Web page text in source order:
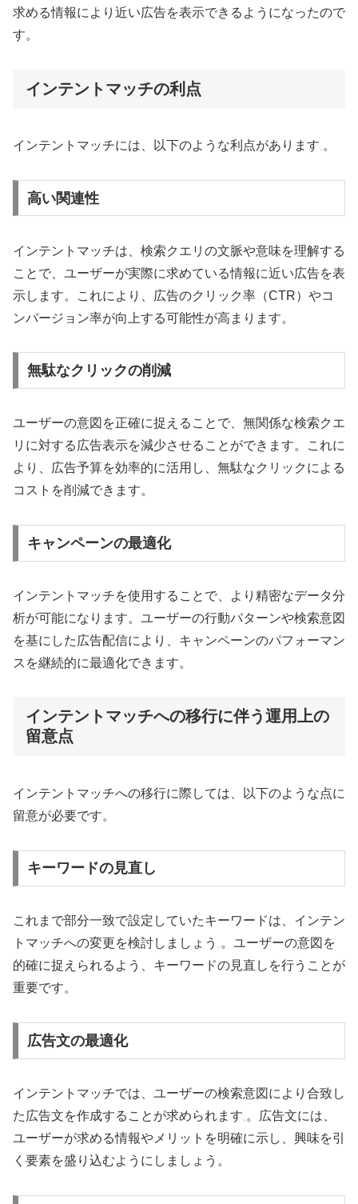
求める情報により近い広告を表示できるようになったので
す。
インテントマッチの利点
インテントマッチには、以下のような利点があります 。
高い関連性
インテントマッチは、検索クエリの文脈や意味を理解する
ことで、ユーザーが実際に求めている情報に近い広告を表
示します。これにより、広告のクリック率（CTR）やコ
ンバージョン率が向上する可能性が高まります。
無駄なクリックの削減
ユーザーの意図を正確に捉えることで、無関係な検索クエ
リに対する広告表示を減少させることができます。これに
より、広告予算を効率的に活用し、無駄なクリックによる
コストを削減できます。
キャンペーンの最適化
インテントマッチを使用することで、より精密なデータ分
析が可能になります。ユーザーの行動パターンや検索意図
を基にした広告配信により、キャンペーンのパフォーマン
スを継続的に最適化できます。
インテントマッチへの移行に伴う運用上の
留意点
インテントマッチへの移行に際しては、以下のような点に
留意が必要です。
キーワードの見直し
これまで部分一致で設定していたキーワードは、インテン
トマッチへの変更を検討しましょう 。ユーザーの意図を
的確に捉えられるよう、キーワードの見直しを行うことが
重要です。
広告文の最適化
インテントマッチでは、ユーザーの検索意図により合致し
た広告文を作成することが求められます 。広告文には、
ユーザーが求める情報やメリットを明確に示し、興味を引
く要素を盛り込むようにしましょう。